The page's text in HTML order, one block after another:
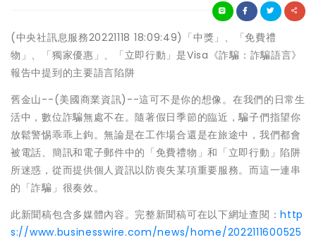
(中央社訊息服務20221118 18:09:49)「中獎」、「免費禮
物」、「獨家優惠」、「立即行動」是Visa《詐騙：詐騙語言》
報告中提到的主要語言陷阱
舊金山--(美國商業資訊)--這可不是你的想像。在我們的日常生
活中，數位詐騙無處不在。隨著假日季節的臨近，騙子們指望你
放鬆警惕乖乖上鉤。無論是在工作場合還是在旅途中，我們都會
被電話、簡訊和電子郵件中的「免費禮物」和「立即行動」陷阱
所迷惑，從而提供個人資訊以防喪失某項重要服務。而這一連串
的「詐騙」很奏效。
此新聞稿包含多媒體內容。完整新聞稿可在以下網址查閱：http
s://www.businesswire.com/news/home/2022111600525